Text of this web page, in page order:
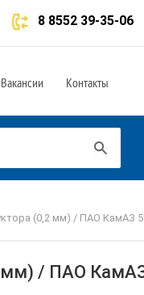
8 8552 39-35-06
Вакансии Контакты
(0,2 мм) / ПАО КамАЗ
мм) / ПАО